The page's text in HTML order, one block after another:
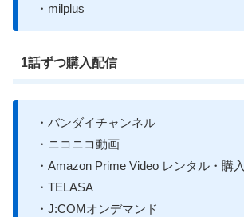
・milplus
1話ずつ購入配信
・バンダイチャンネル
・ニコニコ動画
・Amazon Prime Video レンタル・購入
・TELASA
・J:COMオンデマンド